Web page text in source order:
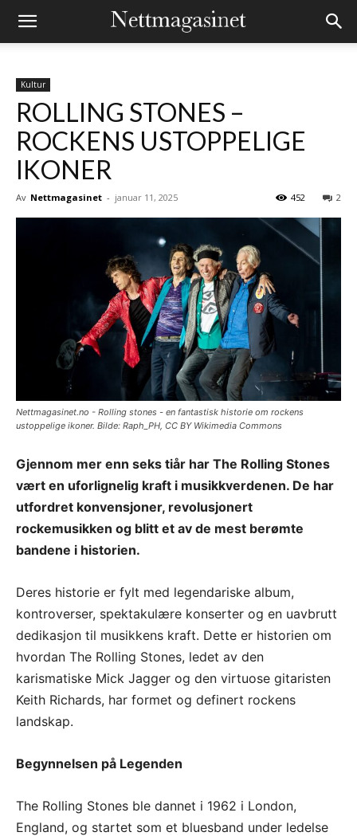
Nettmagasinet
Kultur
ROLLING STONES –
ROCKENS USTOPPELIGE
IKONER
Av Nettmagasinet - januar 11, 2025 2
452
Nettmagasinet.no - Rolling stones - en fantastisk historie om rockens
ustoppelige ikoner. Bilde: Raph_PH, CC BY Wikimedia Commons
Gjennom mer enn seks tiår har The Rolling Stones
vært en uforlignelig kraft i musikkverdenen. De har
utfordret konvensjoner, revolusjonert
rockemusikken og blitt et av de mest berømte
bandene i historien.
Deres historie er fylt med legendariske album,
kontroverser, spektakulære konserter og en uavbrutt
dedikasjon til musikkens kraft. Dette er historien om
hvordan The Rolling Stones, ledet av den
karismatiske Mick Jagger og den virtuose gitaristen
Keith Richards, har formet og definert rockens
landskap.
Begynnelsen på Legenden
The Rolling Stones ble dannet i 1962 i London,
England, og startet som et bluesband under ledelse